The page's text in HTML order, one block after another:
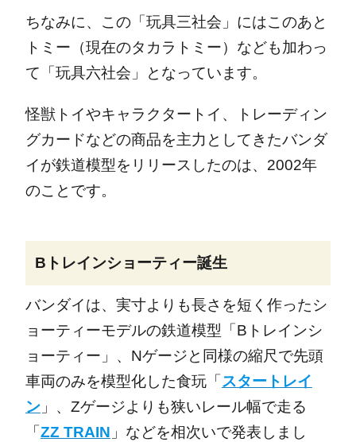
ちなみに、この「玩具三社会」にはこのあと
トミー（現在のタカラトミー）なども加わっ
て「玩具六社会」となっています。
怪獣トイやキャラクタートイ、トレーディン
グカードなどの商品を主力としてきたバンダ
イが鉄道模型をリリースしたのは、2002年
のことです。
Bトレインショーティー誕生
バンダイは、実寸よりも長さを短く作ったシ
ョーティーモデルの鉄道模型「Bトレインシ
ョーティー」、Nゲージと同様の縮尺で先頭
車両のみを模型化した食玩「 スタートレイ
ン」、Zゲージよりも狭いレール幅で走る
「 ZZ TRAIN 」などを相次いで発表しまし